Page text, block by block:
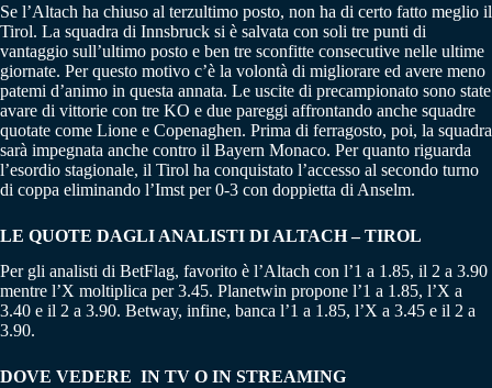
Se l’Altach ha chiuso al terzultimo posto, non ha di certo fatto meglio il
Tirol. La squadra di Innsbruck si è salvata con soli tre punti di
vantaggio sull’ultimo posto e ben tre sconfitte consecutive nelle ultime
giornate. Per questo motivo c’è la volontà di migliorare ed avere meno
patemi d’animo in questa annata. Le uscite di precampionato sono state
avare di vittorie con tre KO e due pareggi affrontando anche squadre
quotate come Lione e Copenaghen. Prima di ferragosto, poi, la squadra
sarà impegnata anche contro il Bayern Monaco. Per quanto riguarda
l’esordio stagionale, il Tirol ha conquistato l’accesso al secondo turno
di coppa eliminando l’Imst per 0-3 con doppietta di Anselm.
LE QUOTE DAGLI ANALISTI DI ALTACH – TIROL
Per gli analisti di BetFlag, favorito è l’Altach con l’1 a 1.85, il 2 a 3.90
mentre l’X moltiplica per 3.45. Planetwin propone l’1 a 1.85, l’X a
3.40 e il 2 a 3.90. Betway, infine, banca l’1 a 1.85, l’X a 3.45 e il 2 a
3.90.
DOVE VEDERE IN TV O IN STREAMING